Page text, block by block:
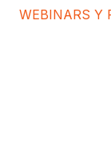
WEBINARS Y